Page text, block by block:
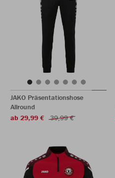
JAKO Präsentationshose
Allround
ab 29,99 €
39,99 €